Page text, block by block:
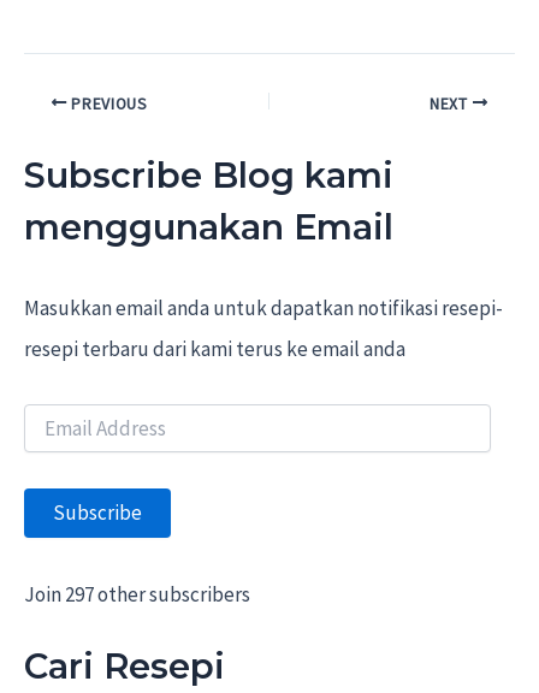
Post PREVIOUS NEXT
Subscribe Blog kami
menggunakan Email
Masukkan email anda untuk dapatkan notifikasi resepi-
resepi terbaru dari kami terus ke email anda
i
A
d
r
s
s
Subscribe
Join 297 other subscribers
Cari Resepi